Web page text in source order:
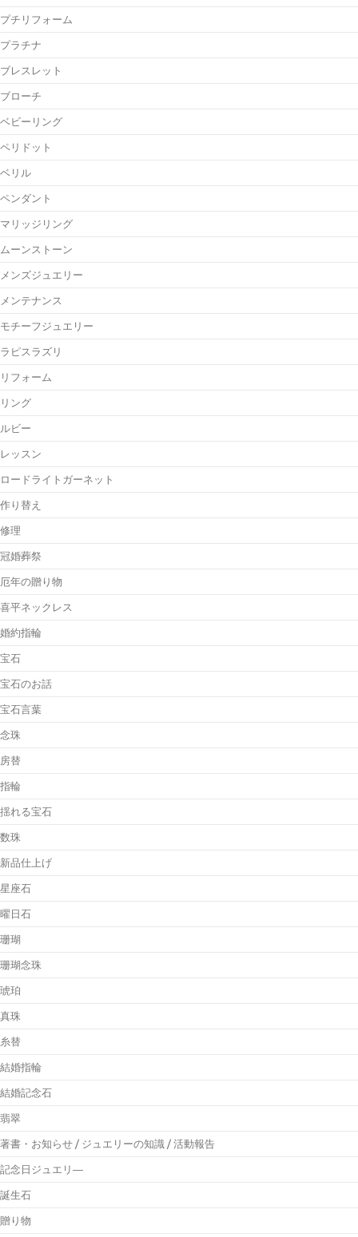
プチリフォーム
プラチナ
ブレスレット
ブローチ
ベビーリング
ペリドット
ベリル
ペンダント
マリッジリング
ムーンストーン
メンズジュエリー
メンテナンス
モチーフジュエリー
ラピスラズリ
リフォーム
リング
ルビー
レッスン
ロードライトガーネット
作り替え
修理
冠婚葬祭
厄年の贈り物
喜平ネックレス
婚約指輪
宝石
宝石のお話
宝石言葉
念珠
房替
指輪
揺れる宝石
数珠
新品仕上げ
星座石
曜日石
珊瑚
珊瑚念珠
琥珀
真珠
糸替
結婚指輪
結婚記念石
翡翠
著書・お知らせ / ジュエリーの知識 / 活動報告
記念日ジュエリ―
誕生石
贈り物